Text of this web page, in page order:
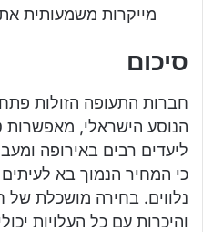
מייקרות משמעותית
סיכום
חברות התעופה הזולות
הנוסע הישראלי, מאפשרות
ליעדים רבים באירופה
כי המחיר הנמוך בא
נלווים. בחירה מושכלת
והיכרות עם כל העלויות